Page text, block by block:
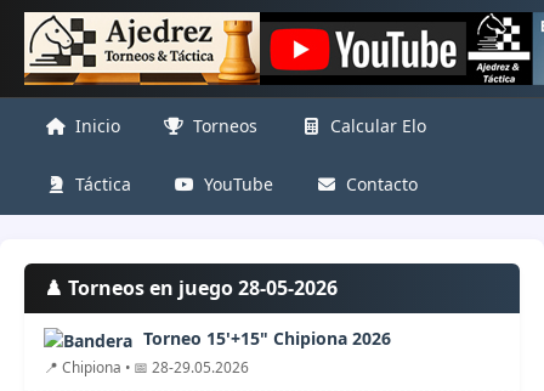
Inicio Torneos Calcular Elo
Táctica YouTube Contacto
♟️ Torneos en juego 28-05-2026
Torneo 15'+15" Chipiona 2026
📍 Chipiona • 📅 28-29.05.2026